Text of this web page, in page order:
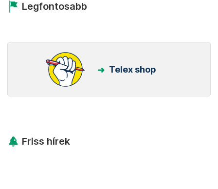
Legfontosabb
Telex shop
Friss hírek